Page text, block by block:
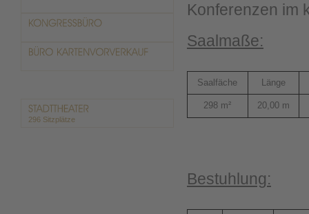
296 Sitzplätze
Konferenzen im
Saalmaße:
Saalfäche Länge
298 m² 20,00 m
Bestuhlung: